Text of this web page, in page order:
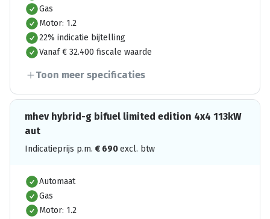
Gas
Motor: 1.2
22% indicatie bijtelling
Vanaf € 32.400 fiscale waarde
Toon meer specificaties
mhev hybrid-g bifuel limited edition 4x4 113kW
aut
Indicatieprijs p.m. € 690excl. btw
Automaat
Gas
Motor: 1.2